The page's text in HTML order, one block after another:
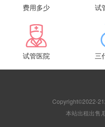
费用多少 试
试管医院 三
Copyright©2022-
本站出租出售,